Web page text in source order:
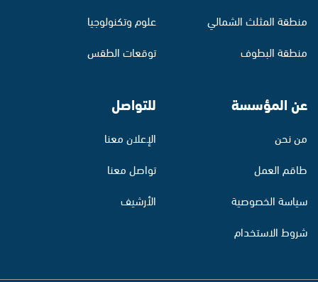
منطقة المثلث الشمالي
منطقة البطوف
علوم وتكنولوجيا
توقعات الطقس
عن المؤسسة
من نحن
طاقم العمل
سياسة الخصوصية
شروط الاستخدام
للتواصل
الإعلان معنا
تواصل معنا
الأرشيف